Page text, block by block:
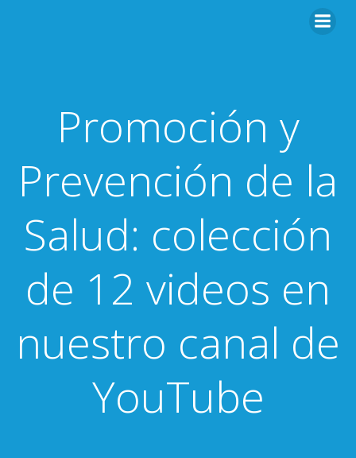
Promoción y
Prevención de la
Salud: colección
de 12 videos en
nuestro canal de
YouTube